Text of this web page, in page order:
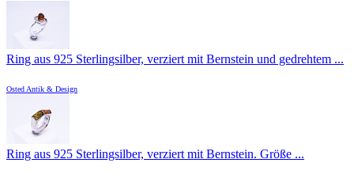
Ring aus 925 Sterlingsilber, verziert mit Bernstein und gedrehtem ...
Osted Antik & Design
Ring aus 925 Sterlingsilber, verziert mit Bernstein. Größe ...